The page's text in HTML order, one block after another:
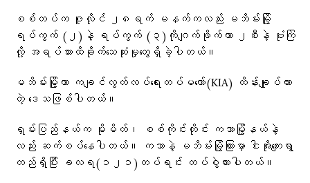
စစ်တပ်က ဇူလိုင် ၂၈ရက် မနက်ကလည်း မဘိမ်းမြို့
ရပ်ကွက် (၂)နဲ့ ရပ်ကွက် (၃)ကိုဂျက်ဖိုက်တာ ၂စီးနဲ့ ဗုံးကြဲ
လို့ အရပ်သားထိခိုက်သေဆုံးမှုတွေရှိခဲ့ပါတယ်။
မဘိမ်းမြို့ဟာ ကချင်လွတ်လပ်ရေးတပ်မတော်(KIA) ထိန်းချုပ်ထား
တဲ့ ဒေသဖြစ်ပါတယ်။
ရှမ်းပြည်နယ်က မိုးမိတ်၊ စစ်ကိုင်းတိုင်း ကသာမြို့နယ်နဲ့
လည်း ဆက်စပ်နေပါတယ်။ ကသာနဲ့ မဘိမ်းမြို့ကြားမှာ ငါးအိုးကျေးရွာ
တည်ရှိပြီး ခလရ(၁၂၁)တပ်ရင်း တပ်စွဲထားပါတယ်။